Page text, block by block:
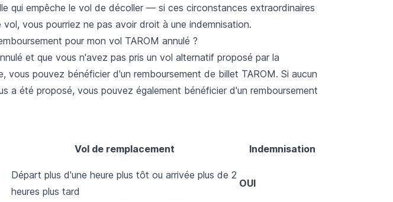
qui empêche le vol de décoller — si ces circonstances extraordinaires
vous pourriez ne pas avoir droit à une indemnisation.
pour mon vol TAROM annulé ?
et que vous n'avez pas pris un vol alternatif proposé par la
vous pouvez bénéficier d'un remboursement de billet TAROM. Si aucun
a été proposé, vous pouvez également bénéficier d'un remboursement
Vol de remplacement Indemnisation
Départ plus d'une heure plus tôt ou arrivée plus de 2
heures plus tard
OUI